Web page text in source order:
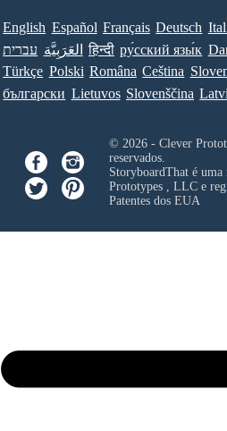
English Español Français Deutsch
עברית العَرَبِيَّة हिन्दी ру́сский язы́к
Türkçe Polski Româna Ceština
български Lietuvos Slovenščina
© 2026 - Clever
reservados.
StoryboardThat é uma
Prototypes , LLCe
Patentes dos EUA